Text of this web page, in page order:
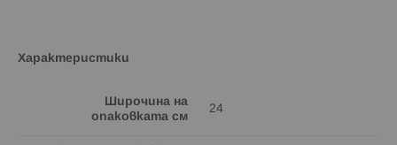
Характеристики
Широчина на
опаковката см
24